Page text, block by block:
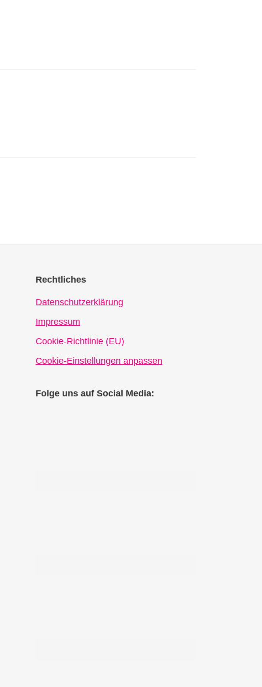
Rechtliches
Datenschutzerklärung
Impressum
Cookie-Richtlinie (EU)
Cookie-Einstellungen anpassen
Folge uns auf Social Media: